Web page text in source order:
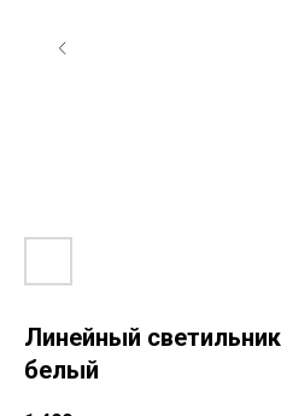
Линейный
белый